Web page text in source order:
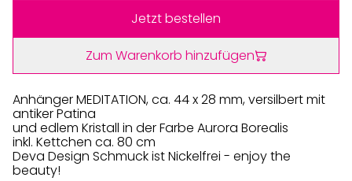
Jetzt bestellen
Zum Warenkorb hinzufügen
Anhänger MEDITATION, ca. 44 x 28 mm, versilbert mit
antiker Patina
und edlem Kristall in der Farbe Aurora Borealis
inkl. Kettchen ca. 80 cm
Deva Design Schmuck ist Nickelfrei - enjoy the
beauty!